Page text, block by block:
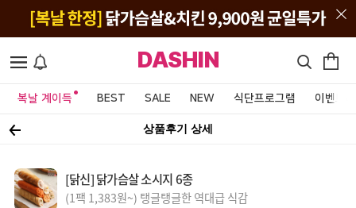
DASHIN
복날 계이득 BEST SALE NEW 식단프로그램 이벤트&
상품후기 상세
[닭신] 닭가슴살 소시지 6종
(1팩 1,383원~) 탱글탱글한 역대급 식감